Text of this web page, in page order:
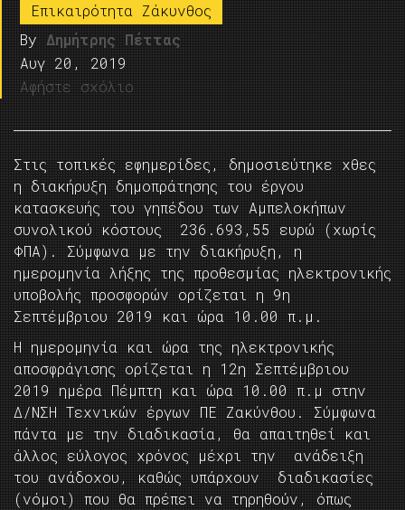
Επικαιρότητα Ζάκυνθος
By Δημήτρης Πέττας
Αυγ 20, 2019
Αφήστε σχόλιο
Στις τοπικές εφημερίδες, δημοσιεύτηκε χθες
η διακήρυξη δημοπράτησης του έργου
κατασκευής του γηπέδου των Αμπελοκήπων
συνολικού κόστους 236.693,55 ευρώ (χωρίς
ΦΠΑ). Σύμφωνα με την διακήρυξη, η
ημερομηνία λήξης της προθεσμίας ηλεκτρονικής
υποβολής προσφορών ορίζεται η 9η
Σεπτέμβριου 2019 και ώρα 10.00 π.μ.
Η ημερομηνία και ώρα της ηλεκτρονικής
αποσφράγισης ορίζεται η 12η Σεπτέμβριου
2019 ημέρα Πέμπτη και ώρα 10.00 π.μ στην
Δ/ΝΣΗ Τεχνικών έργων ΠΕ Ζακύνθου. Σύμφωνα
πάντα με την διαδικασία, θα απαιτηθεί και
άλλος εύλογος χρόνος μέχρι την ανάδειξη
του ανάδοχου, καθώς υπάρχουν διαδικασίες
(νόμοι) που θα πρέπει να τηρηθούν, όπως